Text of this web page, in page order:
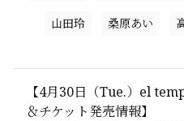
山田玲 桑原あい
【4月30日（Tue.）el
＆チケット発売情報】